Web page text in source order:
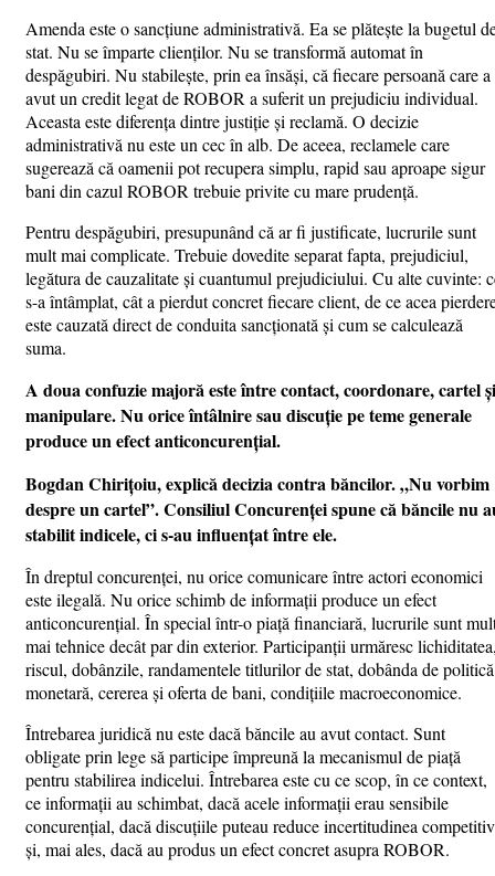
Amenda este o sancțiune administrativă. Ea se plătește la bugetul
stat. Nu se împarte clienților. Nu se transformă automat în
despăgubiri. Nu stabilește, prin ea însăși, că fiecare persoană care a
avut un credit legat de ROBOR a suferit un prejudiciu individual.
Aceasta este diferența dintre justiție și reclamă. O decizie
administrativă nu este un cec în alb. De aceea, reclamele care
sugerează că oamenii pot recupera simplu, rapid sau aproape sigur
bani din cazul ROBOR trebuie privite cu mare prudență.
Pentru despăgubiri, presupunând că ar fi justificate, lucrurile sunt
mult mai complicate. Trebuie dovedite separat fapta, prejudiciul,
legătura de cauzalitate și cuantumul prejudiciului. Cu alte cuvinte:
s-a întâmplat, cât a pierdut concret fiecare client, de ce acea
este cauzată direct de conduita sancționată și cum se calculează
suma.
A doua confuzie majoră este între contact, coordonare, cartel și
manipulare. Nu orice întâlnire sau discuție pe teme generale
produce un efect anticoncurențial.
Bogdan Chirițoiu, explică decizia contra băncilor. „Nu vorbim
despre un cartel”. Consiliul Concurenței spune că băncile nu
stabilit indicele, ci s-au influențat între ele.
În dreptul concurenței, nu orice comunicare între actori economici
este ilegală. Nu orice schimb de informații produce un efect
anticoncurențial. În special într-o piață financiară, lucrurile sunt
mai tehnice decât par din exterior. Participanții urmăresc
riscul, dobânzile, randamentele titlurilor de stat, dobânda de politică
monetară, cererea și oferta de bani, condițiile macroeconomice.
Întrebarea juridică nu este dacă băncile au avut contact. Sunt
obligate prin lege să participe împreună la mecanismul de piață
pentru stabilirea indicelui. Întrebarea este cu ce scop, în ce context,
ce informații au schimbat, dacă acele informații erau sensibile
concurențial, dacă discuțiile puteau reduce incertitudinea
și, mai ales, dacă au produs un efect concret asupra ROBOR.